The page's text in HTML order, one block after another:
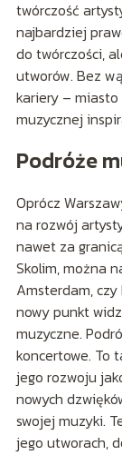
twórczość
najbardziej
do twórczości,
utworów. Bez
kariery –
muzycznej
Podróże
Oprócz
na rozwój
nawet za
Skolim, można
Amsterdam,
nowy punkt
muzyczne.
koncertowe. To
jego rozwoju
nowych
swojej muzyki.
jego utworach,